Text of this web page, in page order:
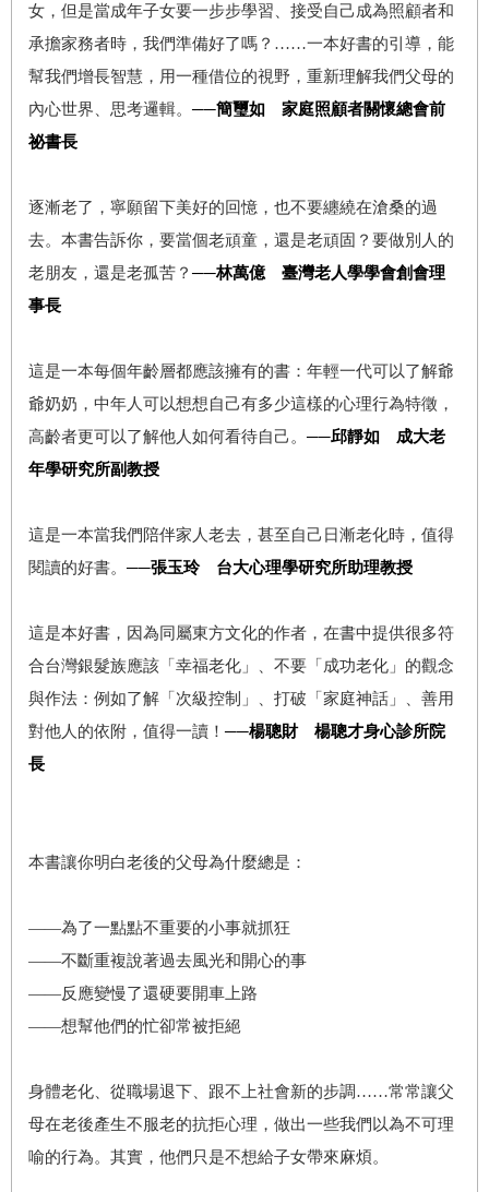
女，但是當成年子女要一步步學習、接受自己成為照顧者和
承擔家務者時，我們準備好了嗎？……一本好書的引導，能
幫我們增長智慧，用一種借位的視野，重新理解我們父母的
內心世界、思考邏輯。 ──簡璽如 家庭照顧者關懷總會前
祕書長
逐漸老了，寧願留下美好的回憶，也不要纏繞在滄桑的過
去。本書告訴你，要當個老頑童，還是老頑固？要做別人的
老朋友，還是老孤苦？ ──林萬億 臺灣老人學學會創會理
事長
這是一本每個年齡層都應該擁有的書：年輕一代可以了解爺
爺奶奶，中年人可以想想自己有多少這樣的心理行為特徵，
高齡者更可以了解他人如何看待自己。 ──邱靜如 成大老
年學研究所副教授
這是一本當我們陪伴家人老去，甚至自己日漸老化時，值得
閱讀的好書。 ──張玉玲 台大心理學研究所助理教授
這是本好書，因為同屬東方文化的作者，在書中提供很多符
合台灣銀髮族應該「幸福老化」、不要「成功老化」的觀念
與作法：例如了解「次級控制」、打破「家庭神話」、善用
對他人的依附，值得一讀！ ──楊聰財 楊聰才身心診所院
長
本書讓你明白老後的父母為什麼總是：
——為了一點點不重要的小事就抓狂
——不斷重複說著過去風光和開心的事
——反應變慢了還硬要開車上路
——想幫他們的忙卻常被拒絕
身體老化、從職場退下、跟不上社會新的步調……常常讓父
母在老後產生不服老的抗拒心理，做出一些我們以為不可理
喻的行為。其實，他們只是不想給子女帶來麻煩。